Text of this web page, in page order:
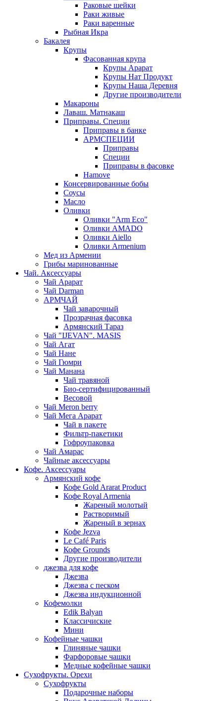
Раковые шейки
Раки живые
Раки варенные
Рыбная Икра
Бакалея
Крупы
Фасованная крупа
Крупы Арарат
Крупы Нат Продукт
Крупы Наша Деревня
Другие производители
Макароны
Лаваш. Матнакаш
Приправы. Специи
Приправы в банке
АРМСПЕЦИИ
Приправы
Специи
Приправы в фасовке
Hamove
Консервированные бобы
Соусы
Масло
Оливки
Оливки "Arm Eco"
Оливки AMADO
Оливки Aiello
Оливки Armenium
Мед из Армении
Грибы маринованные
Чай. Аксессуары
Чай Арарат
Чай Darman
АРМЧАЙ
Чай заварочный
Прозрачная фасовка
Армянский Тараз
Чай "IJEVAN". MASIS
Чай Агат
Чай Нане
Чай Гюмри
Чай Манана
Чай травяной
Био-сертифицированный
Весовой
Чай Meron berry
Чай Мега Арарат
Чай в пакете
Фильтр-пакетики
Гофроупаковка
Чай Амарас
Чайные аксессуары
Кофе. Аксессуары
Армянский кофе
Кофе Gold Ararat Product
Кофе Royal Armenia
Жареный молотый
Растворимый
Жареный в зернах
Кофе Jezva
Le Café Paris
Кофе Grounds
Другие производители
джезва для кофе
Джезва
Джезва с песком
Джезва индукционной
Кофемолки
Edik Balyan
Классичиские
Мини
Кофейные чашки
Глиняные чашки
Фарфоровые чашки
Медные кофейные чашки
Сухофрукты. Орехи
Сухофрукты
Подарочные наборы